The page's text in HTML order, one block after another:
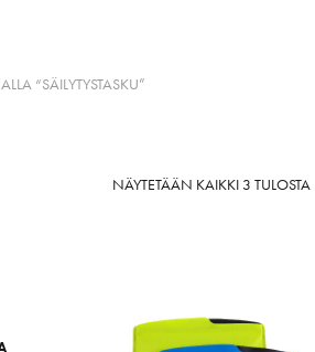
“SÄILYTYSTASKU”
NÄYTETÄÄN KAIKKI 3 TULOSTA